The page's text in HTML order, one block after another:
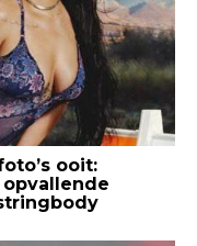
ooit: